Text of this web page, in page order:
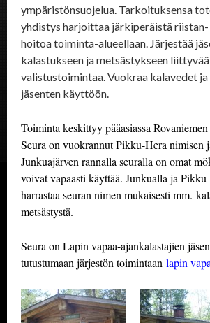
ympäristönsuojelua. Tarkoituksensa
yhdistys harjoittaa järkiperäistä riistan-
hoitoa toiminta-alueellaan. Järjestää
kalastukseen ja metsästykseen
valistustoimintaa. Vuokraa kalavedet
jäsenten käyttöön.
Toiminta keskittyy pääasiassa
Seura on vuokrannut Pikku-Hera nimisen
Junkuajärven rannalla seuralla on omat
voivat vapaasti käyttää. Junkualla ja
harrastaa seuran nimen mukaisesti mm.
metsästystä.
Seura on Lapin vapaa-ajankalastajien
tutustumaan järjestön toimintaan lapin